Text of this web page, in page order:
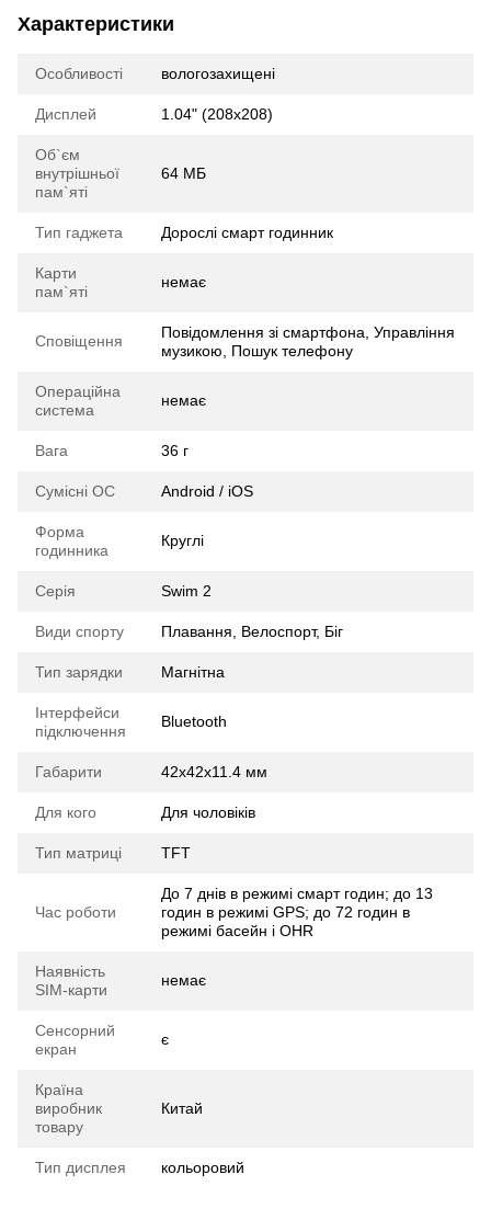
Характеристики
Особливості вологозахищені
Дисплей 1.04" (208x208)
Об`єм
внутрішньої
пам`яті
64 МБ
Тип гаджета Дорослі смарт годинник
Карти
пам`яті
немає
Сповіщення
Повідомлення зі смартфона, Управління
музикою, Пошук телефону
Операційна
система
немає
Вага 36 г
Сумісні ОС Android / iOS
Форма
годинника
Круглі
Серія Swim 2
Види спорту Плавання, Велоспорт, Біг
Тип зарядки Магнітна
Інтерфейси
підключення
Bluetooth
Габарити 42x42x11.4 мм
Для кого Для чоловіків
Тип матриці TFT
Час роботи
До 7 днів в режимі смарт годин; до 13
годин в режимі GPS; до 72 годин в
режимі басейн і OHR
Наявність
SIM-карти
немає
Сенсорний
екран
є
Країна
виробник
товару
Китай
Тип дисплея кольоровий